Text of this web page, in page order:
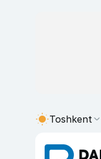
Toshkent